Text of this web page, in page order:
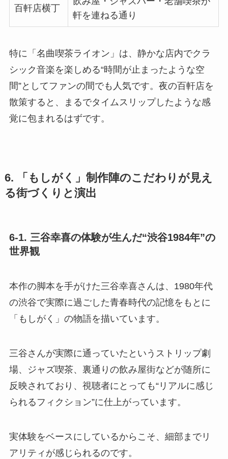
百軒店横丁
軒を連ねる通り
特に「名曲喫茶ライオン」は、静かな店内でクラ
シック音楽を楽しめる“時間が止まったような空
間”としてファンの間でも人気です。夜の百軒店を
散策すると、まるでタイムスリップしたような感
覚に包まれるはずです。
6. 「もしがく」制作陣のこだわりが見え
る街づくりと演出
6-1. 三谷幸喜の体験が生んだ“渋谷1984年”の
世界観
本作の脚本を手がけた三谷幸喜さんは、1980年代
の渋谷で実際に過ごした青春時代の記憶をもとに
「もしがく」の物語を描いています。
三谷さんが実際に通っていたというストリップ劇
場、ジャズ喫茶、裏通りの飲み屋街などが随所に
反映されており、視聴者にとっても“リアルに感じ
られるフィクション”に仕上がっています。
実体験をベースにしているからこそ、細部までリ
アリティが感じられるのです。